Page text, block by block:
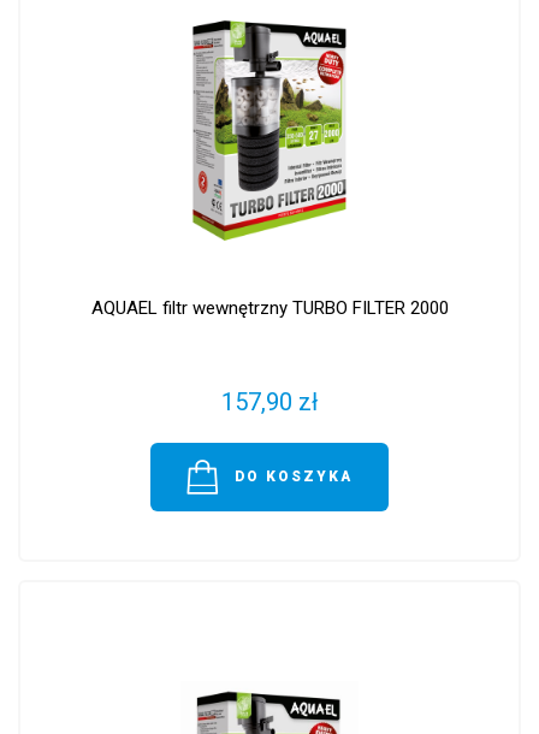
AQUAEL filtr wewnętrzny TURBO FILTER 2000
157,90 zł
DO KOSZYKA